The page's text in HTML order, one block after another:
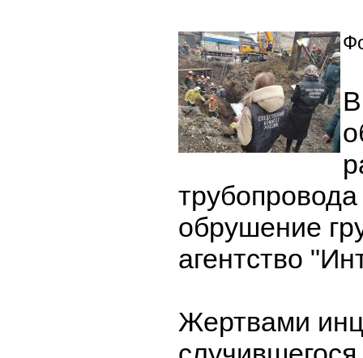
обрушение
агентство
Жертвами